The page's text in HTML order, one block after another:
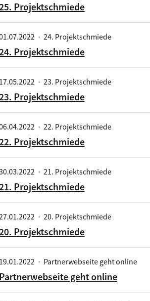
Projektschmiede
· 24. Projektschmiede
Projektschmiede
17.05.2022 · 23. Projektschmiede
Projektschmiede
· 22. Projektschmiede
Projektschmiede
· 21. Projektschmiede
Projektschmiede
· 20. Projektschmiede
Projektschmiede
19.01.2022 · Partnerwebseite geht online
Partnerwebseite geht online